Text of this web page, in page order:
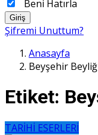
Beni Hatırla
Giriş
Şifremi Unuttum?
Anasayfa
Beyşehir
Etiket:
TARİHİ ESERLERİ